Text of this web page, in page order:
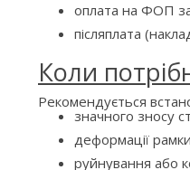
оплата на ФОП
післяплата
Коли
Рекомендується
значного зносу
деформації рамки
руйнування або